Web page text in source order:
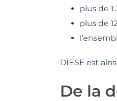
plus de
plus de
DIESE est
De la